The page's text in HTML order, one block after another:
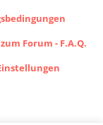
Forum - F.A.Q.